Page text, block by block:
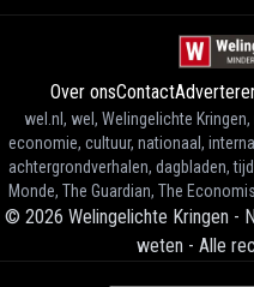
Over onsContact
wel.nl, wel, Welingelichte
economie, cultuur, nationaal,
achtergrondverhalen, dagbladen,
Monde, The Guardian, The
© 2026 Welingelichte Kringen -
weten - Alle